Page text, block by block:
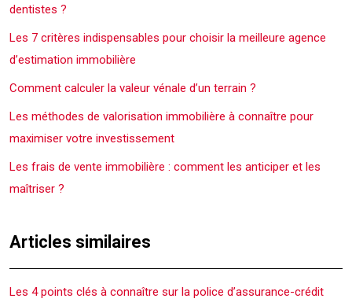
dentistes ?
Les 7 critères indispensables pour choisir la meilleure agence
d’estimation immobilière
Comment calculer la valeur vénale d’un terrain ?
Les méthodes de valorisation immobilière à connaître pour
maximiser votre investissement
Les frais de vente immobilière : comment les anticiper et les
maîtriser ?
Articles similaires
Les 4 points clés à connaître sur la police d’assurance-crédit